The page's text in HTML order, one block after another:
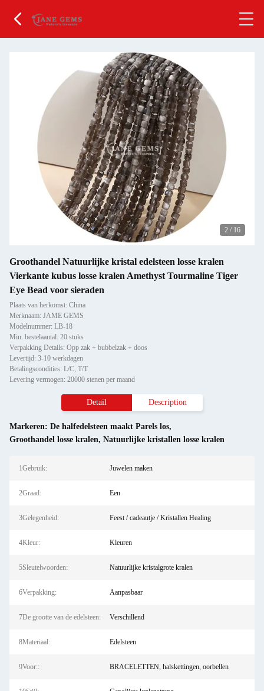
2 / 16
Groothandel Natuurlijke kristal edelsteen losse kralen
Vierkante kubus losse kralen Amethyst Tourmaline Tiger
Eye Bead voor sieraden
Plaats van herkomst: China
Merknaam: JAME GEMS
Modelnummer: LB-18
Min. bestelaantal: 20 stuks
Verpakking Details: Opp zak + bubbelzak + doos
Levertijd: 3-10 werkdagen
Betalingscondities: L/C, T/T
Levering vermogen: 20000 stenen per maand
Detail Description
Markeren: De halfedelsteen maakt Parels los,
Groothandel losse kralen, Natuurlijke kristallen losse kralen
1Gebruik: Juwelen maken
2Graad: Een
3Gelegenheid: Feest / cadeautje / Kristallen Healing
4Kleur: Kleuren
5Sleutelwoorden: Natuurlijke kristalgrote kralen
6Verpakking: Aanpasbaar
7De grootte van de edelsteen: Verschillend
8Materiaal: Edelsteen
9Voor:: BRACELETTEN, halskettingen, oorbellen